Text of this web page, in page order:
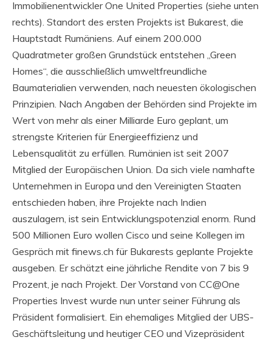
Immobilienentwickler One United Properties (siehe unten
rechts). Standort des ersten Projekts ist Bukarest, die
Hauptstadt Rumäniens. Auf einem 200.000
Quadratmeter großen Grundstück entstehen „Green
Homes“, die ausschließlich umweltfreundliche
Baumaterialien verwenden, nach neuesten ökologischen
Prinzipien. Nach Angaben der Behörden sind Projekte im
Wert von mehr als einer Milliarde Euro geplant, um
strengste Kriterien für Energieeffizienz und
Lebensqualität zu erfüllen. Rumänien ist seit 2007
Mitglied der Europäischen Union. Da sich viele namhafte
Unternehmen in Europa und den Vereinigten Staaten
entschieden haben, ihre Projekte nach Indien
auszulagern, ist sein Entwicklungspotenzial enorm. Rund
500 Millionen Euro wollen Cisco und seine Kollegen im
Gespräch mit finews.ch für Bukarests geplante Projekte
ausgeben. Er schätzt eine jährliche Rendite von 7 bis 9
Prozent, je nach Projekt. Der Vorstand von CC@One
Properties Invest wurde nun unter seiner Führung als
Präsident formalisiert. Ein ehemaliges Mitglied der UBS-
Geschäftsleitung und heutiger CEO und Vizepräsident